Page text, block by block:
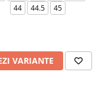
44
44.5 45
VARIANTE